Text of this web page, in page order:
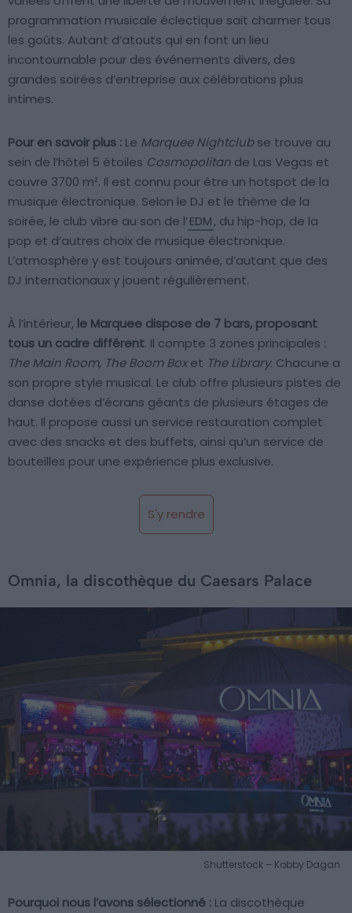
programmation musicale éclectique sait charmer tous
les goûts. Autant d’atouts qui en font un lieu
incontournable pour des événements divers, des
grandes soirées d’entreprise aux célébrations plus
intimes.
Pour en savoir plus : Le Marquee Nightclubse trouve au
sein de l’hôtel 5 étoiles Cosmopolitan de Las Vegas et
couvre 3700 m². Il est connu pour être un hotspot de la
musique électronique. Selon le DJ et le thème de la
soirée, le club vibre au son de l’EDM, du hip-hop, de la
pop et d’autres choix de musique électronique.
L’atmosphère y est toujours animée, d’autant que des
DJ internationaux y jouent régulièrement.
À l’intérieur, le Marquee dispose de 7 bars, proposant
tous un cadre différent. Il compte 3 zones principales :
The Main Room, The Boom Boxet The Library. Chacune a
son propre style musical. Le club offre plusieurs pistes de
danse dotées d’écrans géants de plusieurs étages de
haut. Il propose aussi un service restauration complet
avec des snacks et des buffets, ainsi qu’un service de
bouteilles pour une expérience plus exclusive.
S'y rendre
Omnia, la discothèque du Caesars Palace
Shutterstock – Kobby Dagan
Pourquoi nous l’avons sélectionné : La discothèque